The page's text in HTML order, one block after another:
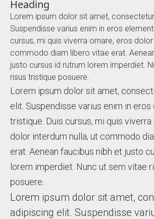
Heading
Lorem ipsum dolor sit amet,
Suspendisse varius enim in eros
cursus, mi quis viverra ornare, eros
commodo diam libero vitae erat.
justo cursus id rutrum lorem imperdiet.
risus tristique posuere.
Lorem ipsum dolor sit amet,
elit. Suspendisse varius enim in
tristique. Duis cursus, mi quis viverra
dolor interdum nulla, ut commodo
erat. Aenean faucibus nibh et justo
lorem imperdiet. Nunc ut sem vitae
posuere.
Lorem ipsum dolor sit amet,
adipiscing elit. Suspendisse